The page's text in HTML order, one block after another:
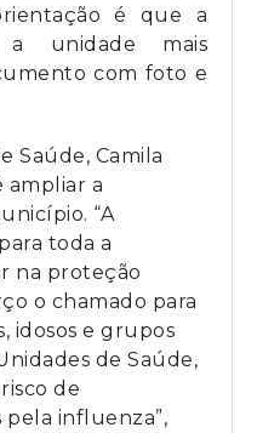
é que a
a unidade mais
com foto e
Saúde, Camila
ampliar a
“A
toda a
na proteção
o chamado para
idosos e grupos
de Saúde,
de
pela influenza”,